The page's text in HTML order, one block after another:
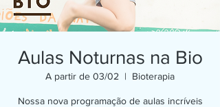
Aulas Noturnas na Bio
A partir de 03/02
  |
Bioterapia
Nossa nova programação de aulas incríveis